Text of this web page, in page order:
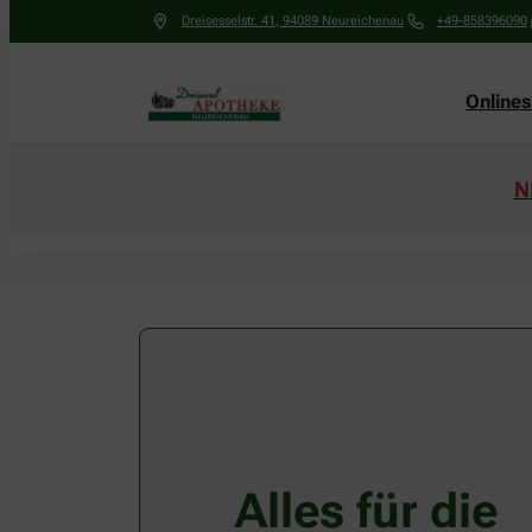
Dreisesselstr. 41 , 94089 Neureichenau +49-858396090
Alles für die